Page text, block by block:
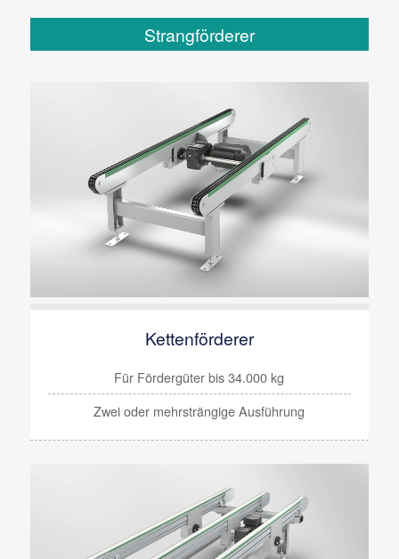
Strangförderer
Kettenförderer
Für Fördergüter bis34.000 kg
Zwei oder mehrsträngige Ausführung